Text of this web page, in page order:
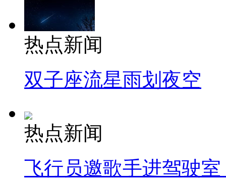
热点新闻
双子座流星雨划夜空
热点新闻
飞行员邀歌手进驾驶